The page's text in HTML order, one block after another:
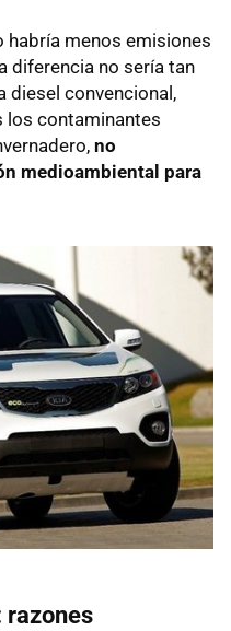
habría menos emisiones
diferencia no sería tan
diesel convencional,
los contaminantes
no
medioambiental para
razones